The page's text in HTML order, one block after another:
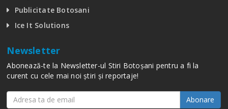
Publicitate Botosani
Ice It Solutions
Newsletter
Abonează-te la Newsletter-ul Stiri Botoșani pentru a fi la
curent cu cele mai noi știri și reportaje!
Abonare